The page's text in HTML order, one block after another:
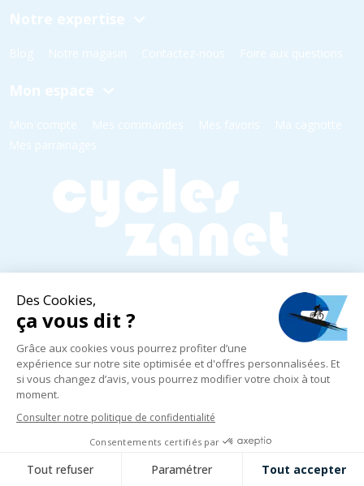
Notre expertise
Blog Notre magasin Contactez-nous Foire aux questions
Mon espace
Mon compte Mes commandes Mes favoris
Ma cagnotte
Mes parrainages
Mardi au Vendredi 10h - 18h30
Samedi
10h - 18h00
Dimanche et Lundi Fermé
5 rue Yvonne Edmond Foinant,
08000 Villers-Semeuse
03 24 52 05 87
infos@cycles-zanet.com